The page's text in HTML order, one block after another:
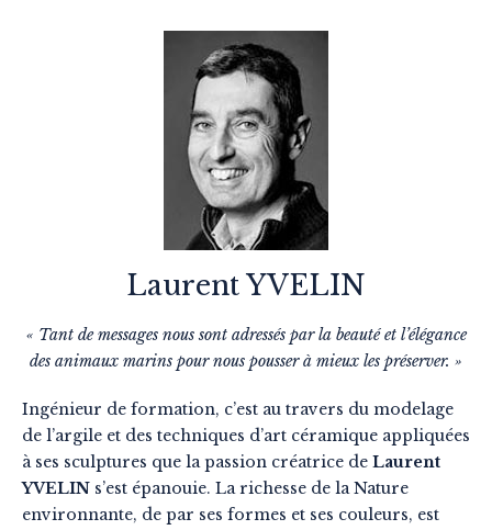
Laurent YVELIN
« Tant de messages nous sont adressés par la beauté et l’élégance
des animaux marins pour nous pousser à mieux les préserver. »
Ingénieur de formation, c’est au travers du modelage
de l’argile et des techniques d’art céramique appliquées
à ses sculptures que la passion créatrice de Laurent
YVELIN s’est épanouie. La richesse de la Nature
environnante, de par ses formes et ses couleurs, est